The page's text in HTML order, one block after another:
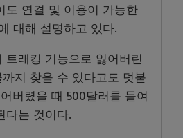
도 연결 및 이용이 가능한
대해 설명하고 있다.
트래킹 기능으로 잃어버린
지 찾을 수 있다고도 덧붙
버렸을 때 500달러를 들여
다는 것이다.